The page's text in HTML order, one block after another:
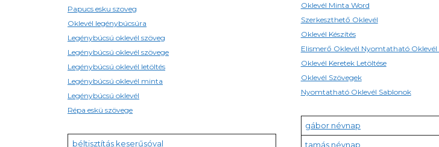
Papucs esku szoveg
Oklevél legénybúcsúra
Legénybúcsú oklevél szöveg
Legénybúcsú oklevél szövege
Legénybúcsú oklevél letöltés
Legénybúcsú oklevél minta
Legénybúcsú oklevél
Répa eskü szövege
béltisztítás keserűsóval
Oklevél Minta Word
Szerkeszthető Oklevél
Oklevél Készítés
Elismerő Oklevél Nyomtatható Oklevél
Oklevél Keretek Letöltése
Oklevél Szövegek
Nyomtatható Oklevél Sablonok
gábor névnap
tamás névnap